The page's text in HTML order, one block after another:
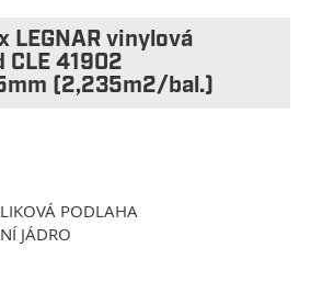
vinylová
CLE 41902
(2,235m2/bal.)
PODLAHA
JÁDRO